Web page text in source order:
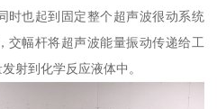
时也起到固定整个超声波很动系统
交幅杆将超声波能量振动传递给工
射到化学反应液体中。